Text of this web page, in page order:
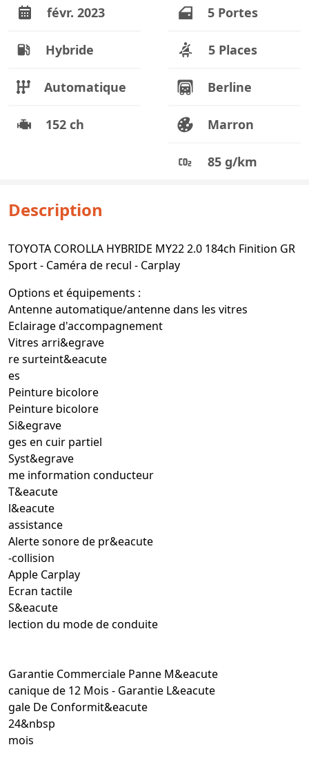
févr. 2023
Hybride
Automatique
152 ch
5 Portes
5 Places
Berline
Marron
85 g/km
Description
TOYOTA COROLLA HYBRIDE MY22 2.0 184ch Finition GR
Sport - Caméra de recul - Carplay
Options et équipements :
Antenne automatique/antenne dans les vitres
Eclairage d'accompagnement
Vitres arri&egrave
re surteint&eacute
es
Peinture bicolore
Peinture bicolore
Si&egrave
ges en cuir partiel
Syst&egrave
me information conducteur
T&eacute
l&eacute
assistance
Alerte sonore de pr&eacute
-collision
Apple Carplay
Ecran tactile
S&eacute
lection du mode de conduite
Garantie Commerciale Panne M&eacute
canique de 12 Mois - Garantie L&eacute
gale De Conformit&eacute
24&nbsp
mois